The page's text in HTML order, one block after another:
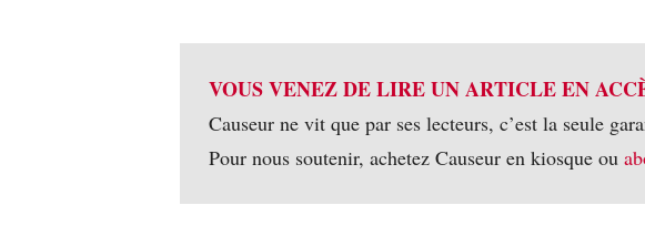
VOUS VENEZ DE LIRE UN ARTICLE EN
Causeur ne vit que par ses lecteurs, c’est la seule
Pour nous soutenir, achetez Causeur en kiosque ou